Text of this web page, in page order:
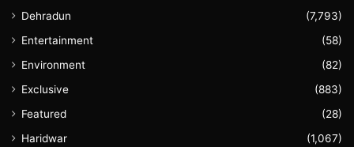
Dehradun
(7,793)
Entertainment
(58)
Environment
(82)
Exclusive
(883)
Featured
(28)
Haridwar
(1,067)